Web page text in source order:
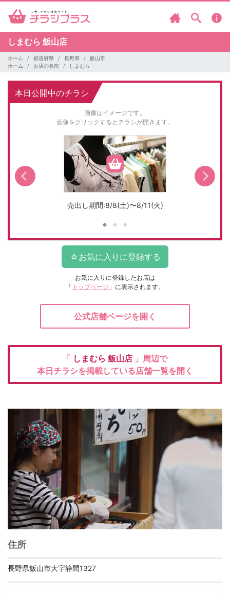
しまむら 飯山店
ホーム 都道府県 長野県
飯山市
ホーム
お店の名前 しまむら
本日公開中のチラシ
画像はイメージです。
画像をクリックするとチラシが開きます。
売出し期間:8/8(土)〜8/11(火)
お気に入りに登録したお店は
「 トップページ 」に表示されます。
公式店舗ページを開く
「 しまむら 飯山店 」周辺で
本日チラシを掲載している店舗一覧を開く
住所
長野県飯山市大字静間1327